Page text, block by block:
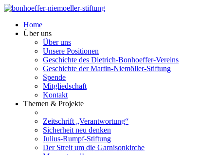
Home
Über uns
Über uns
Unsere Positionen
Geschichte des Dietrich-Bonhoeffer-Vereins
Geschichte der Martin-Niemöller-Stiftung
Spende
Mitgliedschaft
Kontakt
Themen & Projekte
Zeitschrift „Verantwortung“
Sicherheit neu denken
Julius-Rumpf-Stiftung
Der Streit um die Garnisonkirche